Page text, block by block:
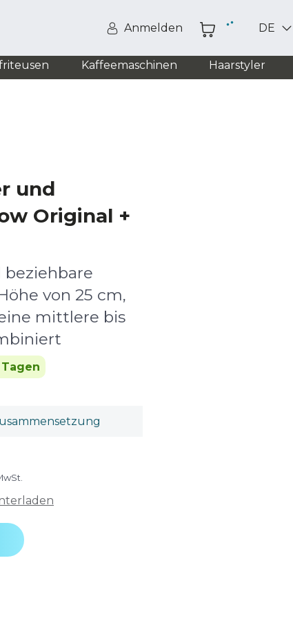
Anmelden DE
Kaffeemaschinen Haarstyler
und
Original +
beziehbare
von 25 cm,
mittlere bis